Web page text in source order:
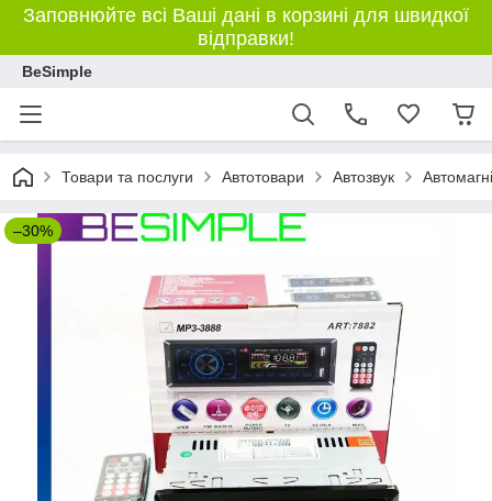
Заповнюйте всі Ваші дані в корзині для швидкої
відправки!
BeSimple
Товари та послуги Автотовари Автозвук
–30%